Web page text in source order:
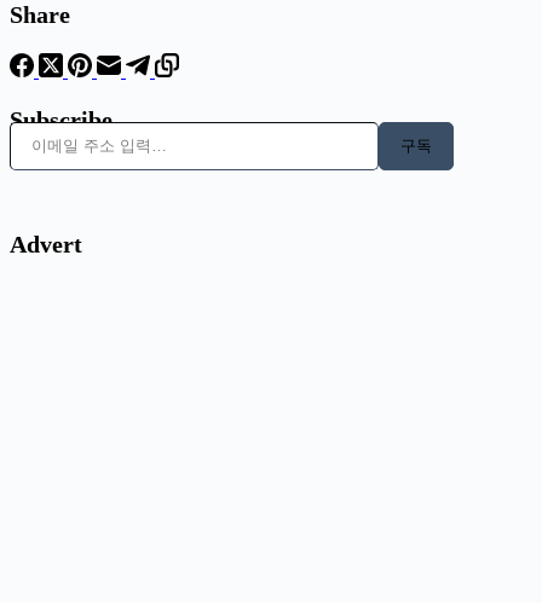
Share
Subscribe
이메일 주소 입력…
구독
Advert